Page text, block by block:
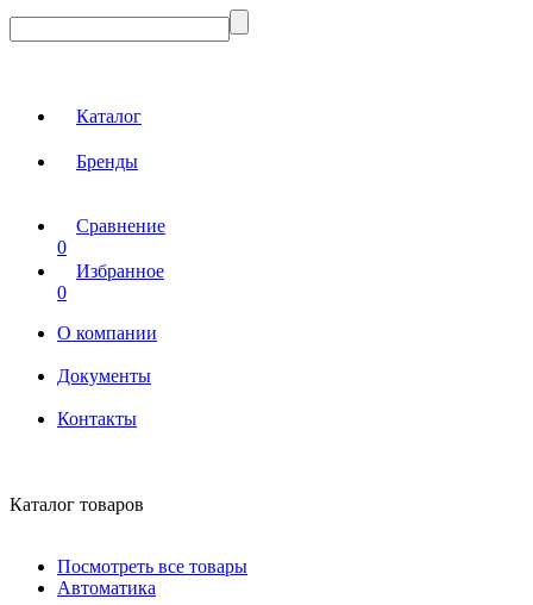
Каталог
Бренды
Сравнение
0
Избранное
0
О компании
Документы
Контакты
Каталог товаров
Посмотреть все товары
Автоматика